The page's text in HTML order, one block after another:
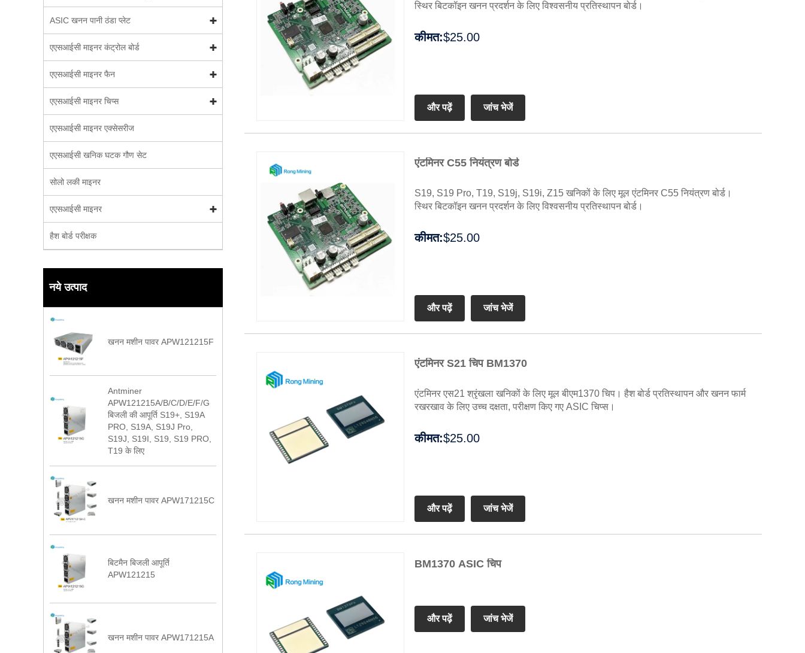
ASIC खनन पानी ठंडा प्लेट
एएसआईसी माइनर कंट्रोल बोर्ड
एएसआईसी माइनर फैन
एएसआईसी माइनर चिप्स
एएसआईसी माइनर एक्सेसरीज
एएसआईसी खनिक घटक गौण सेट
सोलो लकी माइनर
एएसआईसी माइनर
हैश बोर्ड परीक्षक
नये उत्पाद
खनन मशीन पावर APW121215F
Antminer
APW121215A/B/C/D/E/F/G
बिजली की आपूर्ति S19+, S19A
PRO, S19A, S19J Pro,
S19J, S19I, S19, S19 PRO,
T19 के लिए
खनन मशीन पावर APW171215C
बिटमैन बिजली आपूर्ति
APW121215
खनन मशीन पावर APW171215A
स्थिर बिटकॉइन खनन प्रदर्शन के लिए विश्वसनीय प्रतिस्थापन बोर्ड।
कीमत:$25.00
और पढ़ें जांच भेजें
एंटमिनर C55 नियंत्रण बोर्ड
S19, S19 Pro, T19, S19j, S19i, Z15 खनिकों के लिए मूल एंटमिनर C55 नियंत्रण बोर्ड।
स्थिर बिटकॉइन खनन प्रदर्शन के लिए विश्वसनीय प्रतिस्थापन बोर्ड।
कीमत:$25.00
और पढ़ें जांच भेजें
एंटमिनर S21 चिप BM1370
एंटमिनर एस21 श्रृंखला खनिकों के लिए मूल बीएम1370 चिप। हैश बोर्ड प्रतिस्थापन और खनन फार्म
रखरखाव के लिए उच्च दक्षता, परीक्षण किए गए ASIC चिप्स।
कीमत:$25.00
और पढ़ें जांच भेजें
BM1370 ASIC चिप
और पढ़ें जांच भेजें